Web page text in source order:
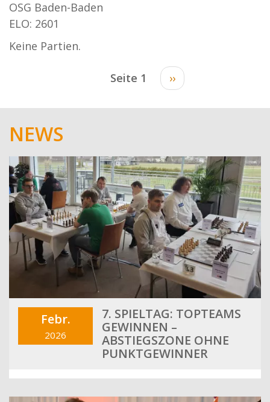
OSG Baden-Baden
ELO: 2601
Keine Partien.
Seitennummerierung
Seite 1
Nächste
Seite
››
NEWS
Febr.
2026
7. SPIELTAG: TOPTEAMS
GEWINNEN –
ABSTIEGSZONE OHNE
PUNKTGEWINNER